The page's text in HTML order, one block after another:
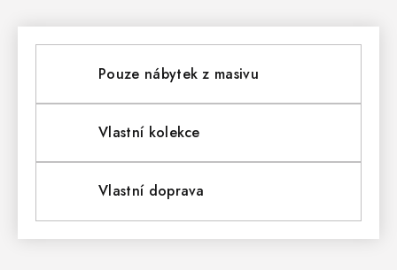
Pouze nábytek z masivu
Vlastní kolekce
Vlastní doprava